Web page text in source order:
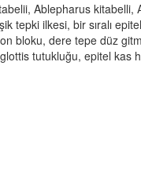
Ablepharus
ilkesi, bir sıralı
bloku, dere tepe düz
tutukluğu, epitel kas